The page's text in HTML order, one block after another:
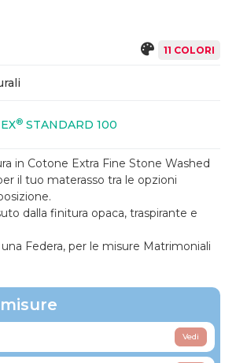
11 COLORI
® STANDARD 100
in Cotone Extra Fine Stone Washed
il tuo materasso tra le opzioni
dalla finitura opaca, traspirante e
Federa, per le misure Matrimoniali
Vedi